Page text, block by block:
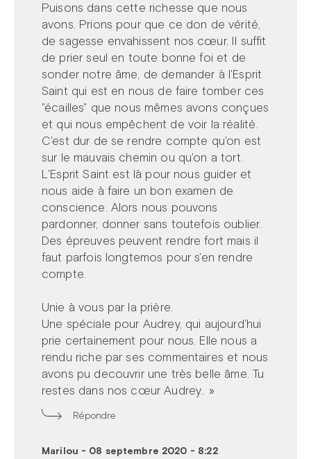
Puisons dans cette richesse que nous
avons. Prions pour que ce don de vérité,
de sagesse envahissent nos cœur. Il suffit
de prier seul en toute bonne foi et de
sonder notre âme, de demander à l'Esprit
Saint qui est en nous de faire tomber ces
"écailles" que nous mêmes avons conçues
et qui nous empêchent de voir la réalité.
C'est dur de se rendre compte qu'on est
sur le mauvais chemin ou qu'on a tort.
L'Esprit Saint est là pour nous guider et
nous aide à faire un bon examen de
conscience. Alors nous pouvons
pardonner, donner sans toutefois oublier.
Des épreuves peuvent rendre fort mais il
faut parfois longtemos pour s'en rendre
compte.
Unie à vous par la prière.
Une spéciale pour Audrey, qui aujourd'hui
prie certainement pour nous. Elle nous a
rendu riche par ses commentaires et nous
avons pu decouvrir une très belle âme. Tu
restes dans nos cœur Audrey.. »
Répondre
Marilou - 08 septembre 2020 - 8:22